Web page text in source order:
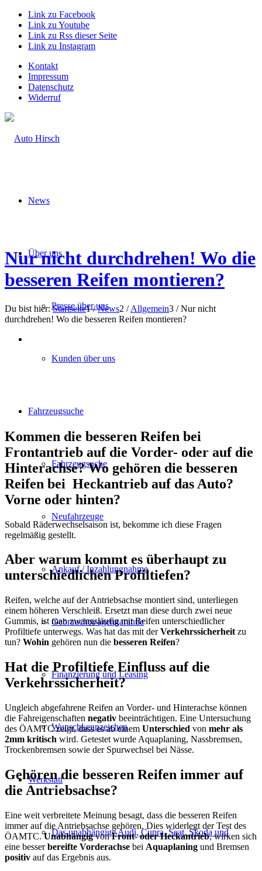
Link zu Facebook
Link zu Youtube
Link zu Rss dieser Seite
Link zu Instagram
Kontakt
Impressum
Datenschutz
Widerruf
News
Über uns
Presse über uns
Kunden über uns
Fahrzeugsuche
Fahrzeugsuche
Neufahrzeuge
Ankauf / Inzahlungnahme
Gebrauchtwagengarantie
Finanzierung und Leasing
Wunschkennzeichen
Werkstatt
Das unabhängige Audi, Cupra, Seat, Skoda und
Nur nicht durchdrehen! Wo die
besseren Reifen montieren?
Du bist hier: Startseite1 / News2 / Allgemein3 / Nur nicht
durchdrehen! Wo die besseren Reifen montieren?
Kommen die besseren Reifen bei
Frontantrieb auf die Vorder- oder auf die
Hinterachse? Wo gehören die besseren
Reifen bei Heckantrieb auf das Auto?
Vorne oder hinten?
Sobald Räderwechselsaison ist, bekomme ich diese Fragen
regelmäßig gestellt.
Aber warum kommt es überhaupt zu
unterschiedlichen Profiltiefen?
Reifen, welche auf der Antriebsachse montiert sind, unterliegen
einem höheren Verschleiß. Ersetzt man diese durch zwei neue
Gummis, ist man zwangsläufig mit Reifen unterschiedlicher
Profiltiefe unterwegs. Was hat das mit derVerkehrssicherheit zu
tun? Wohin gehören nun die besseren Reifen?
Hat die Profiltiefe Einfluss auf die
Verkehrssicherheit?
Ungleich abgefahrene Reifen an Vorder- und Hinterachse können
die Fahreigenschaften negativ beeinträchtigen. Eine Untersuchung
des ÖAMTC zeigt, dass es ab einem Unterschied von mehr als
2mm kritisch wird. Getestet wurde Aquaplaning, Nassbremsen,
Trockenbremsen sowie der Spurwechsel bei Nässe.
Gehören die besseren Reifen immer auf
die Antriebsachse?
Eine weit verbreitete Meinung besagt, dass die besseren Reifen
immer auf die Antriebsachse gehören. Dies widerlegt der Test des
ÖAMTC.UnabhängigvonFront- oder Heckantrieb, wirken sich
eine besserbereifte Vorderachse bei Aquaplaning und Bremsen
positiv auf das Ergebnis aus.